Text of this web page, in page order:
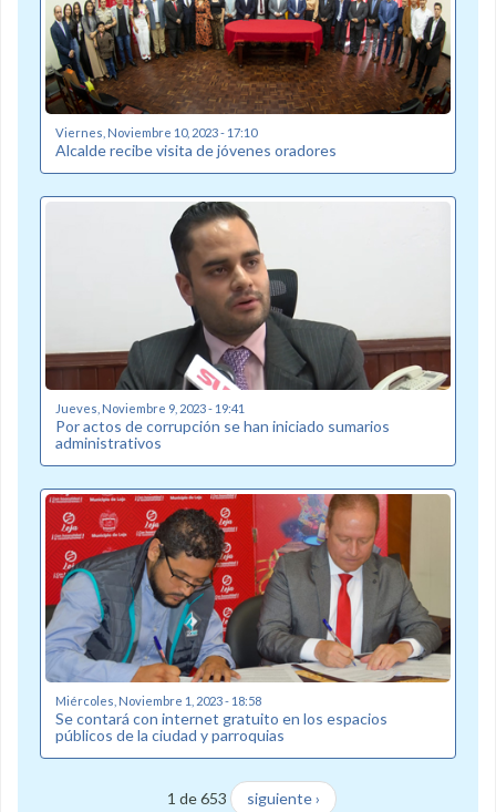
Viernes, Noviembre 10, 2023 - 17:10
Alcalde recibe visita de jóvenes oradores
Jueves, Noviembre 9, 2023 - 19:41
Por actos de corrupción se han iniciado sumarios
administrativos
Miércoles, Noviembre 1, 2023 - 18:58
Se contará con internet gratuito en los espacios
públicos de la ciudad y parroquias
1 de 653 siguiente ›